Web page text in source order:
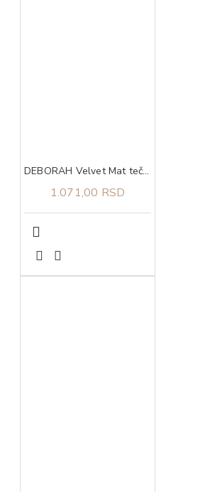
DEBORAH Velvet Mat tečni ruž za usne 06
1.071,00 RSD